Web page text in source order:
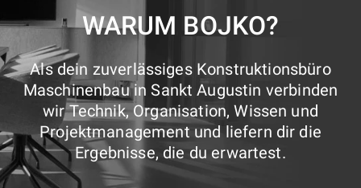
WARUM BOJKO?
Als dein zuverlässiges Konstruktionsbüro
Maschinenbau in Sankt Augustin verbinden
wir Technik, Organisation, Wissen und
Projektmanagement und liefern dir die
Ergebnisse, die du erwartest.